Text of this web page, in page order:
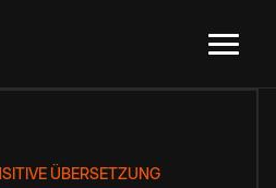
ÜBERSETZUNG